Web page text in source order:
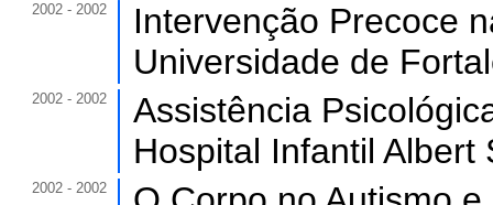
2002 - 2002
Intervenção Precoce
Universidade de
2002 - 2002
Assistência
Hospital Infantil Albert
2002 - 2002